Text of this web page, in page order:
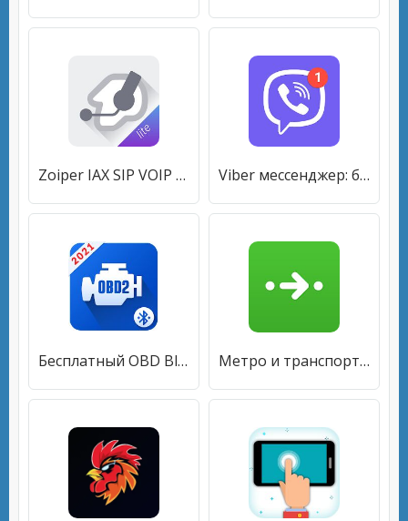
Zoiper IAX SIP VOIP Softphone Viber мессенджер: бесплатные видеозвонки и чат
Бесплатный OBD Bluetooth автомобильн Метро и транспорт c Citymapper